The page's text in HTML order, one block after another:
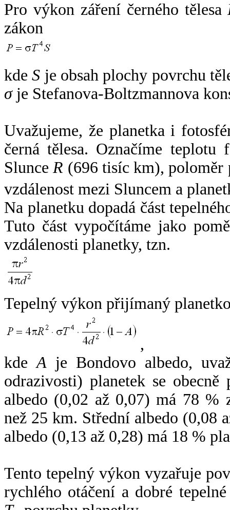
Pro výkon záření černého tělesa
zákon
kdeS je obsah plochy povrchu
σje Stefanova-Boltzmannova
Uvažujeme, že planetka i
černá tělesa. Označíme
SlunceR (696 tisíc km),
vzdálenost mezi Sluncem a
Na planetku dopadá část
Tuto část vypočítáme jako
vzdálenosti planetky, tzn.
Tepelný výkon přijímaný
,
kdeA je Bondovo albedo,
odrazivosti) planetek se
albedo (0,02 až 0,07) má 78 %
než 25 km. Střední albedo (0,08
albedo (0,13 až 0,28) má 18 %
Tento tepelný výkon vyzařuje
rychlého otáčení a dobré